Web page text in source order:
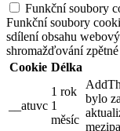
Funkční soubory
Funkční soubory
sdílení obsahu
shromažďování
Cookie Délka
__atuvc
1 rok
1
měsíc
bylo